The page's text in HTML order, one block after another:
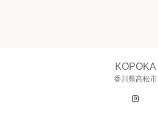
KOPOKA
香川県高松市